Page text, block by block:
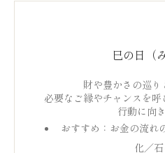
巳の日（
財や豊かさの巡り
必要なご縁やチャンスを
行動に向
おすすめ：お金の流れ
化／